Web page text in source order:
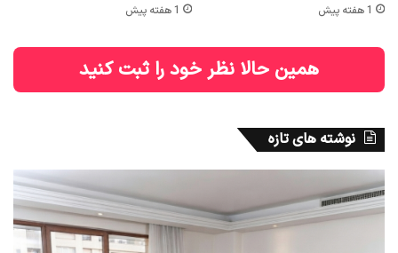
1 هفته پیش 1 هفته پیش
همین حالا نظر خود را ثبت کنید
نوشته های تازه